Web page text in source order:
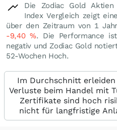
Die Zodiac Gold
Index Vergleich zeigt
über den Zeitraum von 1
-9,40%. Die Performance
negativ und Zodiac Gold
52-Wochen Hoch.
Im Durchschnitt
Verluste beim Handel mit
Zertifikate sind hoch
nicht für langfristige